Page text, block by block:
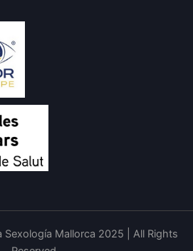
Mallorca 2025 | All Rights